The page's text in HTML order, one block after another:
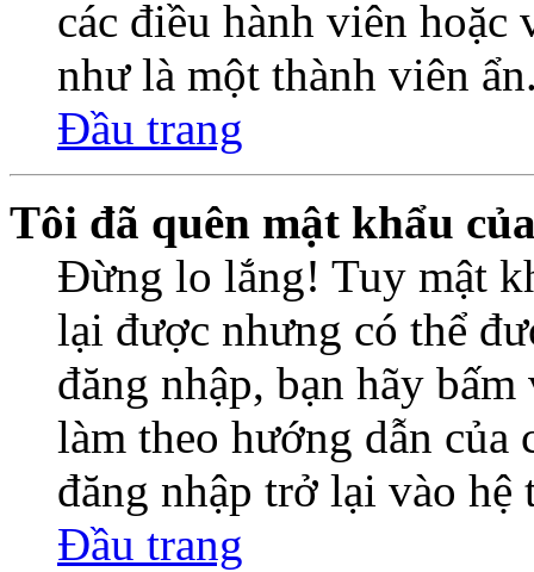
các điều hành viên
như là một thành viên
Đầu trang
Tôi đã quên mật khẩu
Đừng lo lắng! Tuy mật
lại được nhưng có thể
đăng nhập, bạn hãy
làm theo hướng dẫn của
đăng nhập trở lại vào hệ
Đầu trang